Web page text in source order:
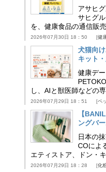
アサヒ
サヒグ
を、健康食品の通信販
2026年07月30日 18：50 健
犬猫向
キット
健康デ
し、AIと獣医師などの
2026年07月29日 18：51 ペ
【
ングバ
日本の
COによ
エティストア、ドン・
2026年07月29日 18：28 化